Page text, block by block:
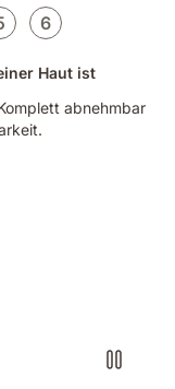
6
Haut ist
abnehmbar